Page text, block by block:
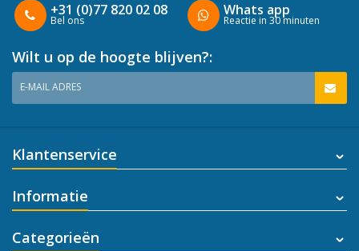
+31 (0)77 820 02 08
Bel ons
Whats app
Reactie in 30 minuten
Wilt u op de hoogte blijven?:
E-MAIL ADRES
Klantenservice
Informatie
Categorieën